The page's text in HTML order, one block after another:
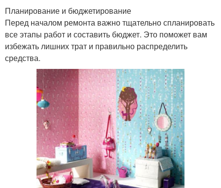
Планирование и бюджетирование
Перед началом ремонта важно тщательно спланировать
все этапы работ и составить бюджет. Это поможет вам
избежать лишних трат и правильно распределить
средства.